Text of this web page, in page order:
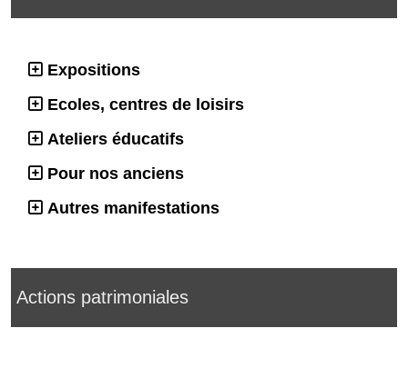
Expositions
Ecoles, centres de loisirs
Ateliers éducatifs
Pour nos anciens
Autres manifestations
Actions patrimoniales